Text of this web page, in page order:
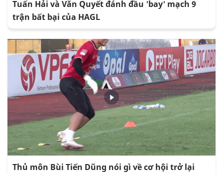
Tuấn Hải và Văn Quyết đánh đầu 'bay' mạch 9
trận bất bại của HAGL
Thủ môn Bùi Tiến Dũng nói gì về cơ hội trở lại